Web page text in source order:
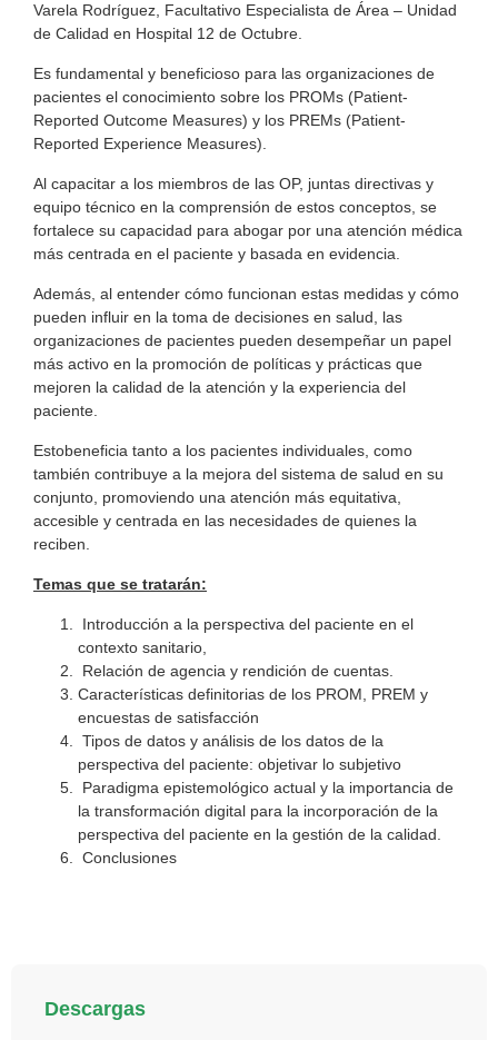
Varela Rodríguez, Facultativo Especialista de Área – Unidad
de Calidad en Hospital 12 de Octubre.
Es fundamental y beneficioso para las organizaciones de
pacientes el conocimiento sobre los PROMs (Patient-
Reported Outcome Measures) y los PREMs (Patient-
Reported Experience Measures).
Al capacitar a los miembros de las OP, juntas directivas y
equipo técnico en la comprensión de estos conceptos, se
fortalece su capacidad para abogar por una atención médica
más centrada en el paciente y basada en evidencia.
Además, al entender cómo funcionan estas medidas y cómo
pueden influir en la toma de decisiones en salud, las
organizaciones de pacientes pueden desempeñar un papel
más activo en la promoción de políticas y prácticas que
mejoren la calidad de la atención y la experiencia del
paciente.
Estobeneficia tanto a los pacientes individuales, como
también contribuye a la mejora del sistema de salud en su
conjunto, promoviendo una atención más equitativa,
accesible y centrada en las necesidades de quienes la
reciben.
Temas que se tratarán:
Introducción a la perspectiva del paciente en el
contexto sanitario,
Relación de agencia y rendición de cuentas.
Características definitorias de los PROM, PREM y
encuestas de satisfacción
Tipos de datos y análisis de los datos de la
perspectiva del paciente: objetivar lo subjetivo
Paradigma epistemológico actual y la importancia de
la transformación digital para la incorporación de la
perspectiva del paciente en la gestión de la calidad.
Conclusiones
Descargas